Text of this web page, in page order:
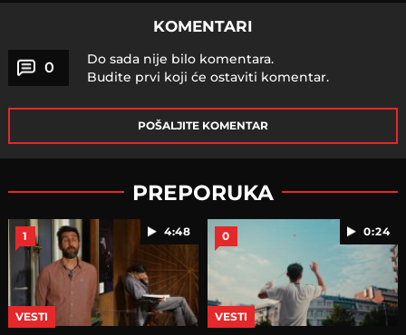
KOMENTARI
0
Do sada nije bilo komentara.
Budite prvi koji će ostaviti komentar.
POŠALJITE KOMENTAR
PREPORUKA
4:48
1
VESTI
0:24
0
VESTI